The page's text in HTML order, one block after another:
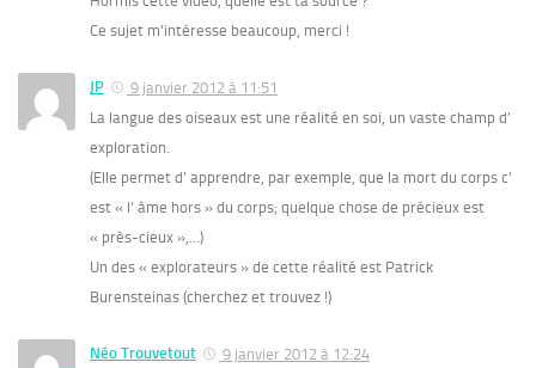
Ce sujet m’intéresse beaucoup, merci !
JP
9 janvier 2012 à 11:51
La langue des oiseaux est une réalité en soi, un vaste champ d’
exploration.
(Elle permet d’ apprendre, par exemple, que la mort du corps c’
est « l’ âme hors » du corps; quelque chose de précieux est
« près-cieux »,…)
Un des « explorateurs » de cette réalité est Patrick
Burensteinas (cherchez et trouvez !)
Néo Trouvetout
9 janvier 2012 à 12:24